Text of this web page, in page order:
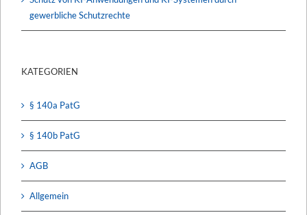
gewerbliche Schutzrechte
KATEGORIEN
§ 140a PatG
§ 140b PatG
AGB
Allgemein